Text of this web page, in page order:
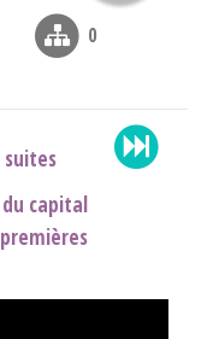
0
capital